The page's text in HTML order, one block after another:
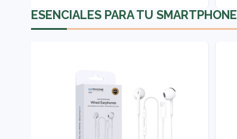
ESENCIALES PARA TU SMARTPHONE